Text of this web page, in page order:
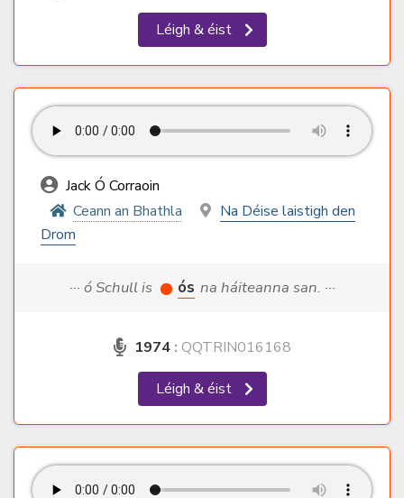
Léigh & éist
Jack Ó Corraoin
Ceann an Bhathla
Na Déise laistigh den
Drom
··· ó Schull is ós na háiteanna san. ···
1974 : QQTRIN016168
Léigh & éist